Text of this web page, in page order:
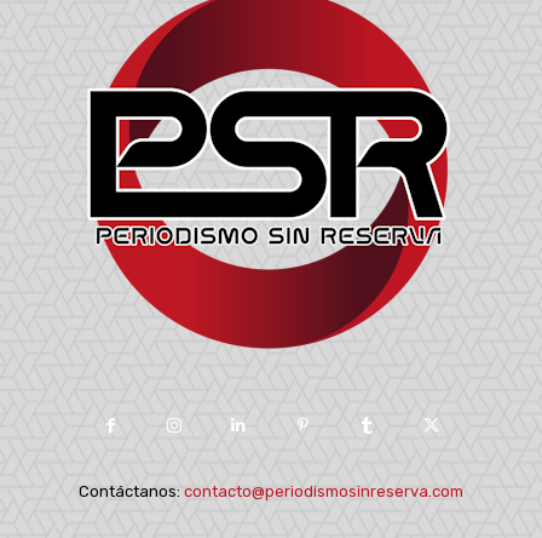
Contáctanos: contacto@periodismosinreserva.com